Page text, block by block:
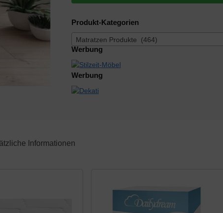
Produkt-Kategorien
Matratzen Produkte (464)
Werbung
Werbung
Informationen